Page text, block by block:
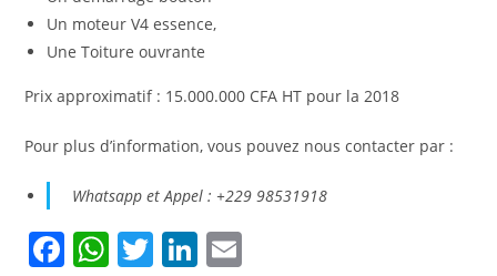
Un moteur V4 essence,
Une Toiture ouvrante
Prix approximatif : 15.000.000 CFA HT pour la 2018
Pour plus d’information, vous pouvez nous contacter par :
Whatsapp et Appel : +229 98531918
F W T Li